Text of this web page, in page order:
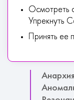
Осмотреть
Упрекнуть
Принять